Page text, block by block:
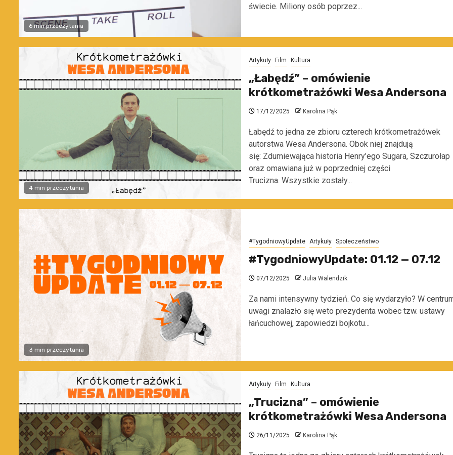
6 min przeczytania
świecie. Miliony osób poprzez...
4 min przeczytania
Artykuły Film Kultura
„Łabędź” – omówienie
krótkometrażówki Wesa Andersona
17/12/2025 Karolina Pąk
Łabędź to jedna ze zbioru czterech krótkometrażówek
autorstwa Wesa Andersona. Obok niej znajdują
się: Zdumiewająca historia Henry’ego Sugara, Szczurołap
oraz omawiana już w poprzedniej części
Trucizna. Wszystkie zostały...
3 min przeczytania
#TygodniowyUpdate Artykuły Społeczeństwo
#TygodniowyUpdate: 01.12 — 07.12
07/12/2025 Julia Walendzik
Za nami intensywny tydzień. Co się wydarzyło? W
uwagi znalazło się weto prezydenta wobec tzw. ustawy
łańcuchowej, zapowiedzi bojkotu...
Artykuły Film Kultura
„Trucizna” – omówienie
krótkometrażówki Wesa Andersona
26/11/2025 Karolina Pąk